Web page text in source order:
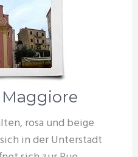
rosa und beige
in der Unterstadt